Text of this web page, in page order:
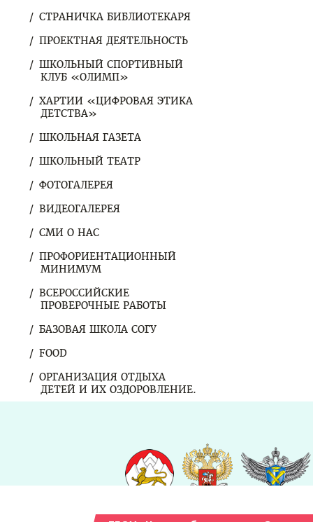
СТРАНИЧКА БИБЛИОТЕКАРЯ
ПРОЕКТНАЯ ДЕЯТЕЛЬНОСТЬ
ШКОЛЬНЫЙ СПОРТИВНЫЙ
КЛУБ «ОЛИМП»
ХАРТИИ «ЦИФРОВАЯ ЭТИКА
ДЕТСТВА»
ШКОЛЬНАЯ ГАЗЕТА
ШКОЛЬНЫЙ ТЕАТР
ФОТОГАЛЕРЕЯ
ВИДЕОГАЛЕРЕЯ
СМИ О НАС
ПРОФОРИЕНТАЦИОННЫЙ
МИНИМУМ
ВСЕРОССИЙСКИЕ
ПРОВЕРОЧНЫЕ РАБОТЫ
БАЗОВАЯ ШКОЛА СОГУ
FOOD
ОРГАНИЗАЦИЯ ОТДЫХА
ДЕТЕЙ И ИХ ОЗДОРОВЛЕНИЕ.